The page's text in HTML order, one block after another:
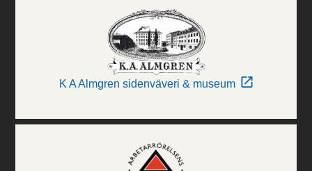
K A Almgren sidenväveri & museum